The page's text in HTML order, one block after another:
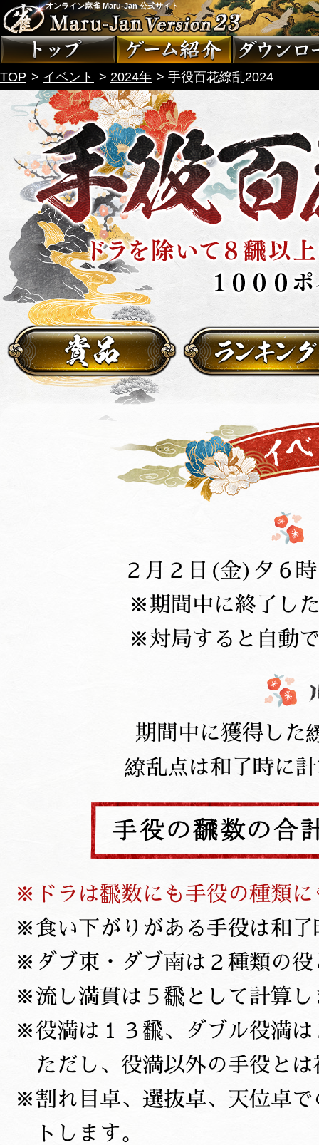
オンライン麻雀 Maru-Jan 公式サイト
TOP イベント 2024年 手役百花繚乱2024
２月２日(金)夕６
期間中に終了し
対局すると自動
期間中に獲得した
繚乱点は和了時に
ドラは飜数にも手役の種類
食い下がりがある手役は和
ダブ東・ダブ南は２種類の
流し満貫は５飜として計算し
役満は１３飜、ダブル役満
ただし、役満以外の手役と
割れ目卓、選抜卓、天位卓
トします。